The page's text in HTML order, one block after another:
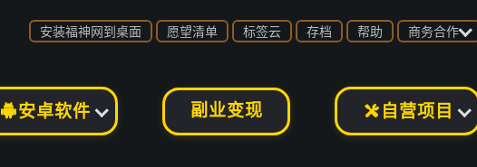
安卓软件 副业变现  自营项目
安装福神网到桌面 愿望清单 标签云 存档 帮助 商务合作